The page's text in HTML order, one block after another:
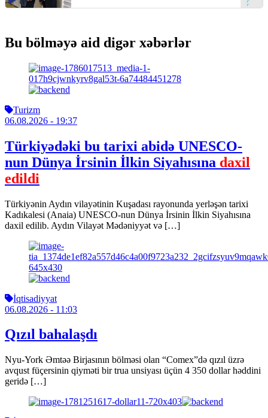
Bu bölməyə aid digər xəbərlər
Turizm
06.08.2026 - 19:37
Türkiyədəki bu tarixi abidə UNESCO-
nun Dünya İrsinin İlkin Siyahısına daxil
edildi
Türkiyənin Aydın vilayətinin Kuşadası rayonunda yerləşən tarixi
Kadıkalesi (Anaia) UNESCO-nun Dünya İrsinin İlkin Siyahısına
daxil edilib. Aydın Vilayət Mədəniyyət və […]
İqtisadiyyat
06.08.2026 - 11:03
Qızıl bahalaşdı
Nyu-York Əmtəə Birjasının bölməsi olan “Comex”də qızıl üzrə
avqust füçersinin qiyməti bir trua unsiyası üçün 4 350 dollar həddini
geridə […]